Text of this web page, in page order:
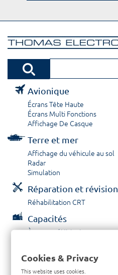
Avionique
Écrans Tête Haute
Écrans Multi Fonctions
Affichage De Casque
Terre et mer
Affichage du véhicule au sol
Radar
Simulation
Réparation et révision
Réhabilitation CRT
Capacités
À propos / Historique
Contactez nous
Cookies & Privacy
This website uses cookies.